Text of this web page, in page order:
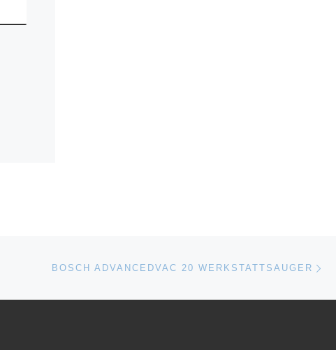
BOSCH ADVANCEDVAC 20 WERKSTATTSAUGER